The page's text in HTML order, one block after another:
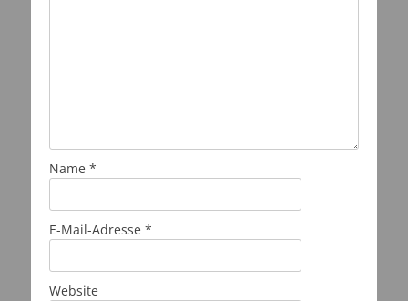
Name *
E-Mail-Adresse *
Website